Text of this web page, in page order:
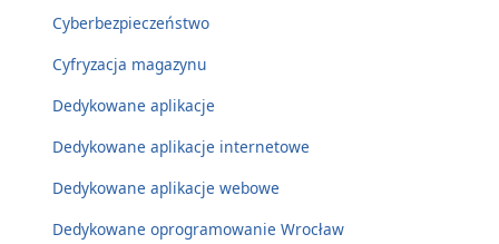
Cyberbezpieczeństwo
Cyfryzacja magazynu
Dedykowane aplikacje
Dedykowane aplikacje internetowe
Dedykowane aplikacje webowe
Dedykowane oprogramowanie Wrocław